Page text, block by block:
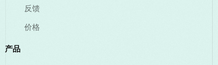
反馈
价格
产品